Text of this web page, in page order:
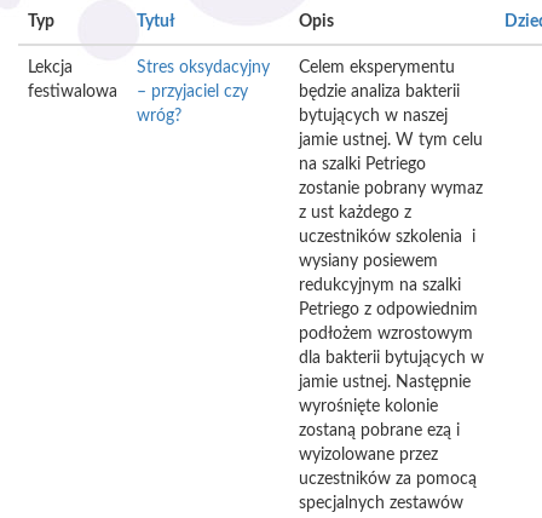
Typ Tytuł Opis
Lekcja
festiwalowa
Stres oksydacyjny
– przyjaciel czy
wróg?
Celem eksperymentu
będzie analiza bakterii
bytujących w naszej
jamie ustnej. W tym celu
na szalki Petriego
zostanie pobrany wymaz
z ust każdego z
uczestników szkolenia i
wysiany posiewem
redukcyjnym na szalki
Petriego z odpowiednim
podłożem wzrostowym
dla bakterii bytujących w
jamie ustnej. Następnie
wyrośnięte kolonie
zostaną pobrane ezą i
wyizolowane przez
uczestników za pomocą
specjalnych zestawów